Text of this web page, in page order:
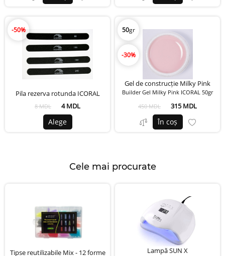
-50%
Pila rezerva rotunda ICORAL
8 MDL 4 MDL
Alege
50gr
-30%
Gel de construcție Milky Pink
Builder Gel Milky Pink ICORAL 50gr
450 MDL
315 MDL
În coș
Cele mai procurate
Tipse reutilizabile Mix - 12 forme
Lampă SUN X